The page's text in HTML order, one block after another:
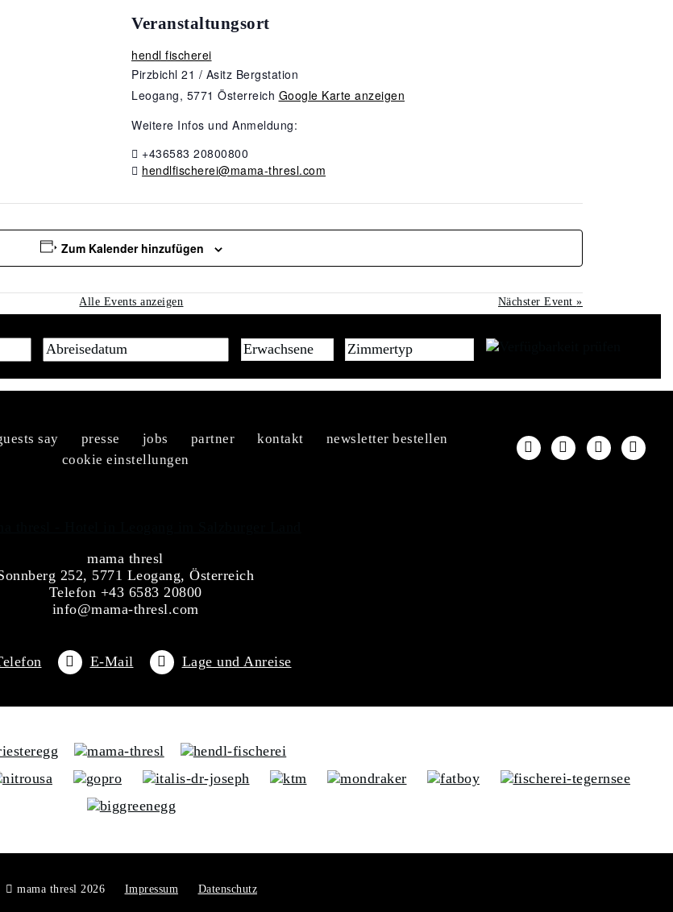
Veranstaltungsort
hendl fischerei
Pirzbichl 21 / Asitz Bergstation
Leogang, 5771 Österreich Google Karte anzeigen
Weitere Infos und Anmeldung:
+436583 20800800
hendlfischerei@mama-thresl.com
Zum Kalender hinzufügen
Alle Events anzeigen Nächster Event»
say presse jobs partner kontakt
newsletter bestellen
cookie einstellungen
mama thresl
252, 5771 Leogang, Österreich
Telefon +43 6583 20800
info@mama-thresl.com
E-Mail Lage und Anreise
mama thresl 2026 Impressum Datenschutz